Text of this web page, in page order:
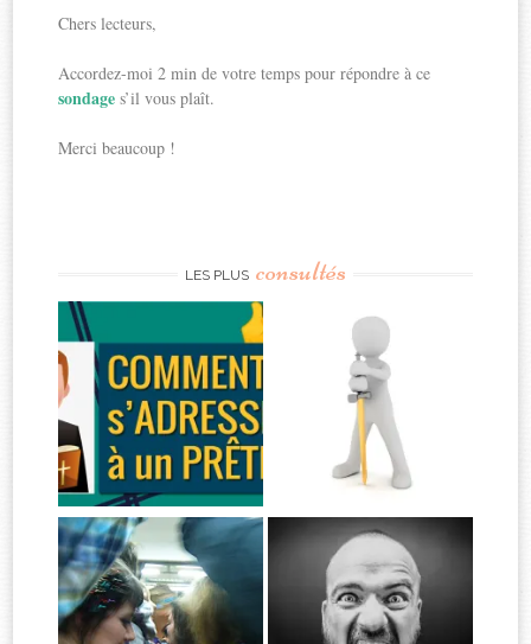
Chers lecteurs,
Accordez-moi 2 min de votre temps pour répondre à ce
sondages’il vous plaît.
Merci beaucoup !
LES PLUS consultés